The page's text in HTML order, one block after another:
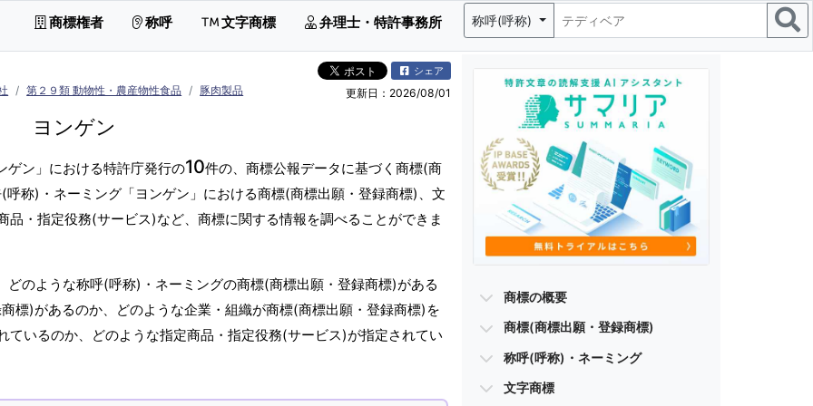
商標権者 称呼 文字商標 弁理士・特許事務所 称呼(呼称)
シェア
第２９類 動物性・農産物性食品 豚肉製品 更新日：2026/08/01
ヨンゲン
ゲン」における特許庁発行の10件の、商標公報データに基づく商標(商
称)・ネーミング「ヨンゲン」における商標(商標出願・登録商標)、文
・指定役務(サービス)など、商標に関する情報を調べることができま
のような称呼(呼称)・ネーミングの商標(商標出願・登録商標)がある
標)があるのか、どのような企業・組織が商標(商標出願・登録商標)を
いるのか、どのような指定商品・指定役務(サービス)が指定されてい
商標の概要
商標(商標出願・登録商標)
称呼(呼称)・ネーミング
文字商標